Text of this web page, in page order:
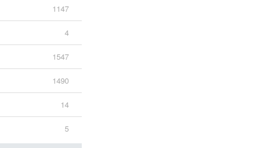
1147
4
1547
1490
14
5